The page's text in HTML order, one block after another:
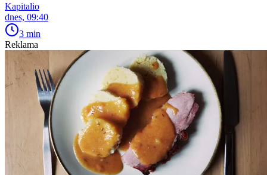
Kapitalio
dnes, 09:40
3 min
Reklama